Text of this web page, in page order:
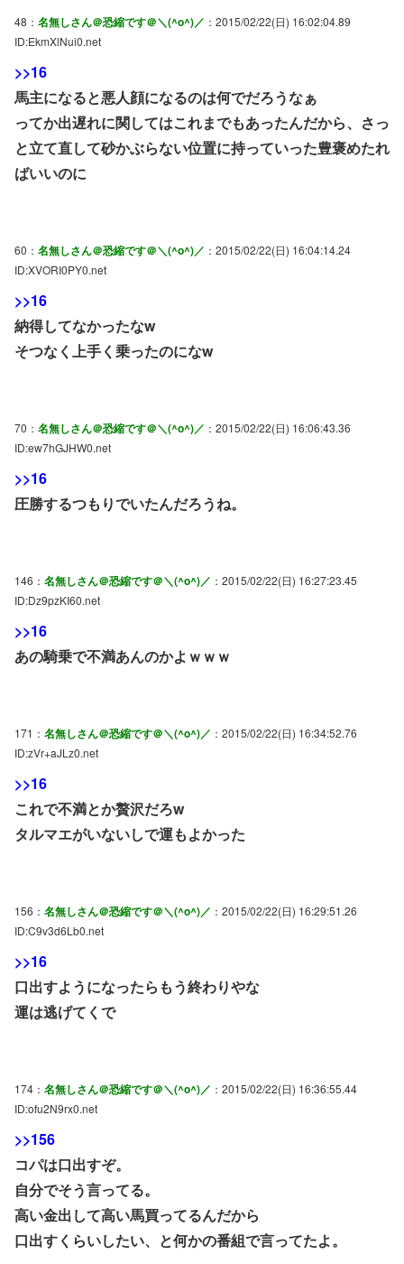
48： 名無しさん＠恐縮です＠＼(^o^)／ ：2015/02/22(日) 16:02:04.89
ID:EkmXlNui0.net
>>16
馬主になると悪人顔になるのは何でだろうなぁ
ってか出遅れに関してはこれまでもあったんだから、さっ
と立て直して砂かぶらない位置に持っていった豊褒めたれ
ばいいのに
60： 名無しさん＠恐縮です＠＼(^o^)／ ：2015/02/22(日) 16:04:14.24
ID:XVORI0PY0.net
>>16
納得してなかったなw
そつなく上手く乗ったのになw
70： 名無しさん＠恐縮です＠＼(^o^)／ ：2015/02/22(日) 16:06:43.36
ID:ew7hGJHW0.net
>>16
圧勝するつもりでいたんだろうね。
146： 名無しさん＠恐縮です＠＼(^o^)／ ：2015/02/22(日) 16:27:23.45
ID:Dz9pzKI60.net
>>16
あの騎乗で不満あんのかよｗｗｗ
171： 名無しさん＠恐縮です＠＼(^o^)／ ：2015/02/22(日) 16:34:52.76
ID:zVr+aJLz0.net
>>16
これで不満とか贅沢だろw
タルマエがいないしで運もよかった
156： 名無しさん＠恐縮です＠＼(^o^)／ ：2015/02/22(日) 16:29:51.26
ID:C9v3d6Lb0.net
>>16
口出すようになったらもう終わりやな
運は逃げてくで
174： 名無しさん＠恐縮です＠＼(^o^)／ ：2015/02/22(日) 16:36:55.44
ID:ofu2N9rx0.net
>>156
コパは口出すぞ。
自分でそう言ってる。
高い金出して高い馬買ってるんだから
口出すくらいしたい、と何かの番組で言ってたよ。